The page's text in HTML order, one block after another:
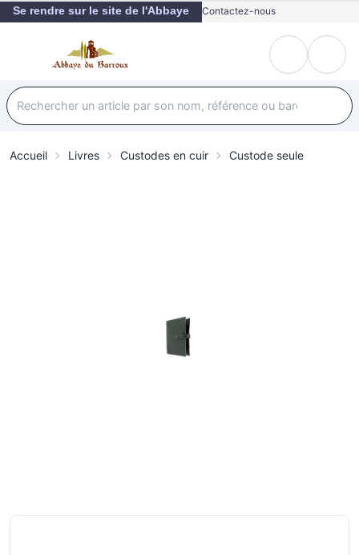
Se rendre sur le site de l'Abbaye Contactez-nous
Accueil Livres Custodes en cuir Custode seule